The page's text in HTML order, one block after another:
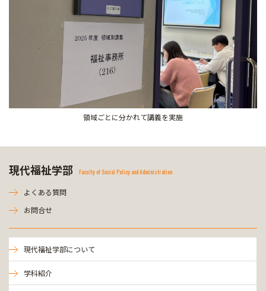
領域ごとに分かれて講義を実施
現代福祉学部 Faculty of Social Policy and Administration
よくある質問
お問合せ
現代福祉学部について
学科紹介